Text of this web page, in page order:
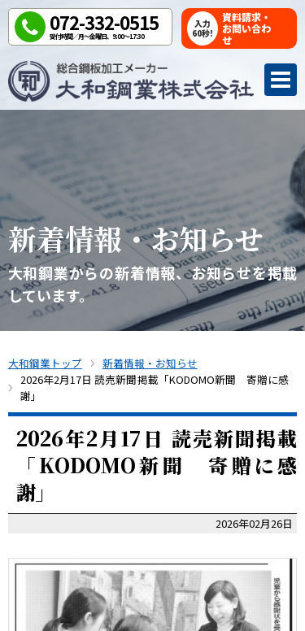
072-332-0515
受付時間／月～金曜日、9:00～17:30
入力
60秒!
資料請求・
お問い合わ
せ
新着情報・お知らせ
大和鋼業からの新着情報、お知らせを掲載
しています。
大和鋼業トップ
新着情報・お知らせ
2026年2月17日 読売新聞掲載「KODOMO新聞 寄贈に感
謝」
2026年2月17日 読売新聞掲載
「KODOMO新聞 寄贈に感
謝」
2026年02月26日